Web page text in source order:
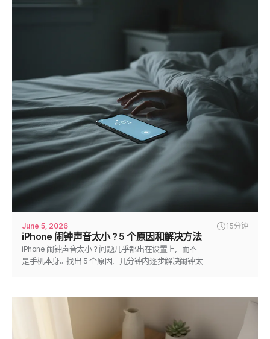
June 5, 2026 15分钟
iPhone 闹钟声音太小？5 个原因和解决方法
iPhone 闹钟声音太小？问题几乎都出在设置上，而不
是手机本身。找出 5 个原因，几分钟内逐步解决闹钟太